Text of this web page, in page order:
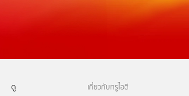
ดู
เกี่ยวกับทรูไอดี